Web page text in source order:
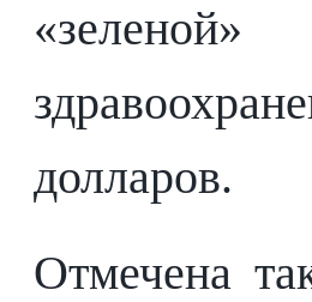
долларов.
Отмечена